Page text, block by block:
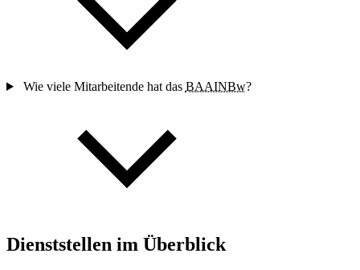
Wie viele Mitarbeitende hat das BAAINBw?
Dienststellen im Überblick